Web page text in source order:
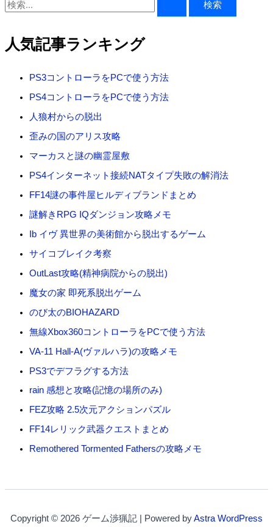
対
象
人気記事ランキング
PS3コントローラをPCで使う方法
PS4コントローラをPCで使う方法
人狼村からの脱出
歪みの国のアリス攻略
マーカスと謎の幽霊屋敷
PS4インターネット接続NATタイプ失敗の解消法
FF14謎の事件屋ヒルディブランドまとめ
謎解きRPG IQダンジョン攻略メモ
Ib イヴ 異世界の美術館から脱出するゲーム
サイコブレイク考察
OutLast攻略(精神病院からの脱出)
魔女の家 即死系脱出ゲーム
のび太のBIOHAZARD
無線Xbox360コントローラをPCで使う方法
VA-11 Hall-A(ヴァルハラ)の攻略メモ
PS3でデフラグする方法
rain 感想と攻略(記憶の場所のみ)
FEZ攻略 2.5次元アクションパズル
FF14レリック武器クエストまとめ
Remothered Tormented Fathersの攻略メモ
Copyright © 2026 ゲーム渉猟記 | Powered byAstra WordPress